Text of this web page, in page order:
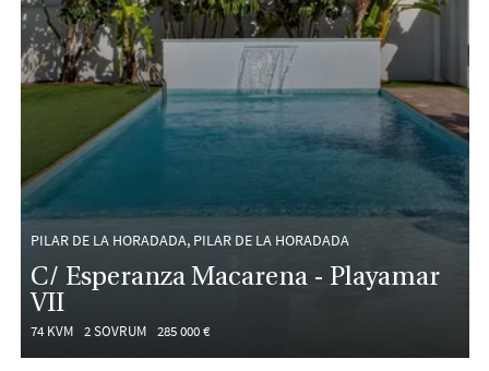
PILAR DE LA HORADADA, PILAR DE LA HORADADA
C/ Esperanza Macarena - Playamar
VII
74 KVM 2 SOVRUM 285 000 €